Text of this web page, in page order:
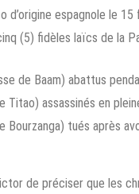
d’origine espagnole le
(5) fidèles laïcs de la
de Baam) abattus
Titao) assassinés en
Bourzanga) tués après
de préciser que les